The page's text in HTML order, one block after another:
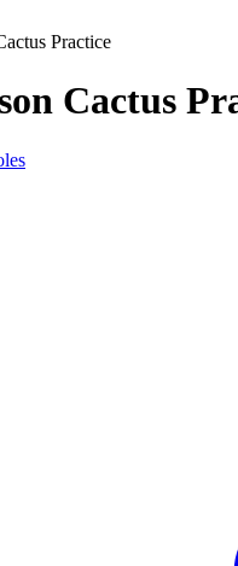
Practice
Cactus